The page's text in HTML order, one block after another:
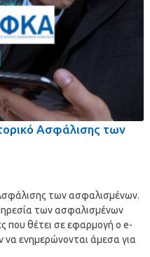
Ασφάλισης των
των ασφαλισμένων.
των ασφαλισμένων
που θέτει σε εφαρμογή ο e-
ενημερώνονται άμεσα για